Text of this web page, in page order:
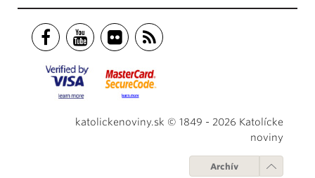
katolickenoviny.sk © 1849 - 2026 Katolícke
noviny
Archív